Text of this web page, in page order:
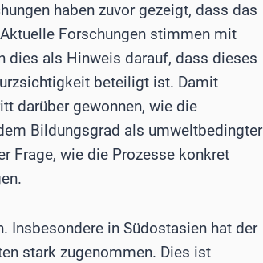
haben zuvor gezeigt, dass das
Forschungen stimmen mit
dies als Hinweis darauf, dass dieses
beteiligt ist. Damit
darüber gewonnen, wie die
Bildungsgrad als umweltbedingter
Frage, wie die Prozesse konkret
Insbesondere in Südostasien hat der
stark zugenommen. Dies ist